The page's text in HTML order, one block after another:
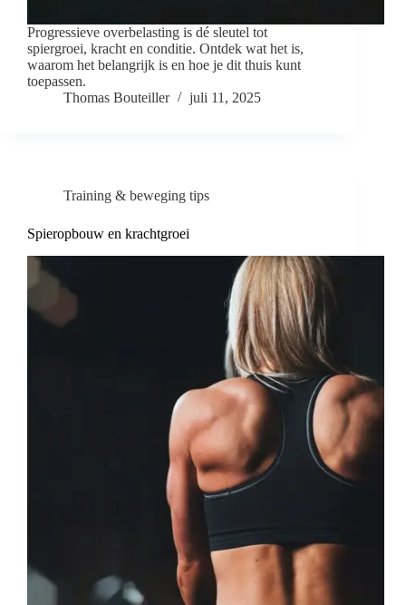
Progressieve overbelasting is dé sleutel tot
spiergroei, kracht en conditie. Ontdek wat het is,
waarom het belangrijk is en hoe je dit thuis kunt
toepassen.
Thomas Bouteiller
juli 11, 2025
Training & beweging tips
Spieropbouw en krachtgroei